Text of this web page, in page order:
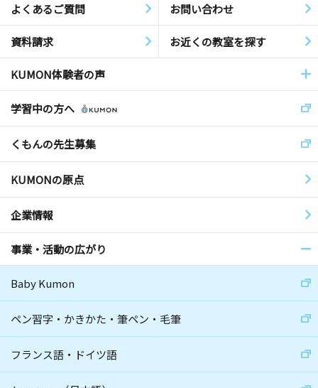
よくあるご質問 お問い合わせ
資料請求 お近くの教室を探す
KUMON体験者の声
学習中の方へ
くもんの先生募集
KUMONの原点
企業情報
事業・活動の広がり
Baby Kumon
ペン習字・かきかた・筆ペン・毛筆
フランス語・ドイツ語